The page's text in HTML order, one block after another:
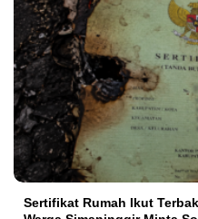
Sertifikat Rumah Ikut